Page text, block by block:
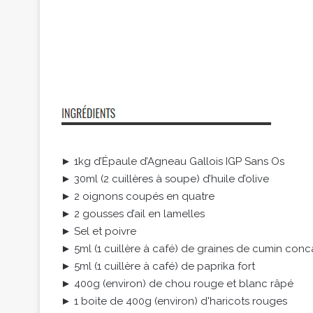
► 1kg d’Épaule d’Agneau Gallois IGP Sans Os
► 30ml (2 cuillères à soupe) d’huile d’olive
► 2 oignons coupés en quatre
► 2 gousses d’ail en lamelles
► Sel et poivre
► 5ml (1 cuillère à café) de graines de cumin
► 5ml (1 cuillère à café) de paprika fort
► 400g (environ) de chou rouge et blanc râpé
► 1 boite de 400g (environ) d'haricots rouges